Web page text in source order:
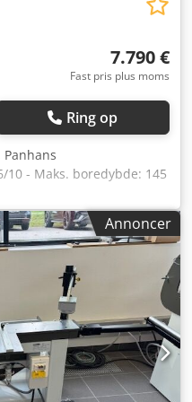
7.790 €
Fast pris plus moms
Ring op
Panhans
10 - Maks. boredybde: 145
- Højdejustering: 135
- Farve: RAL 7035
ca. 200 kg Solid tysk
langhulsfræsning og
arbejdsbord, letkørende
øget mobilitet
og stærkt ribbet
kugleskinner til
via håndhjul og
borelængdebegrænsning
og højre Boremotor
Annoncer